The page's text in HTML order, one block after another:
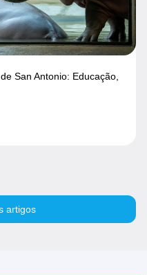
San Antonio: Educação,
artigos